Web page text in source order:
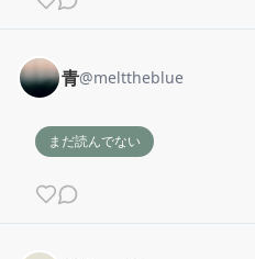
青@melttheblue
まだ読んでない